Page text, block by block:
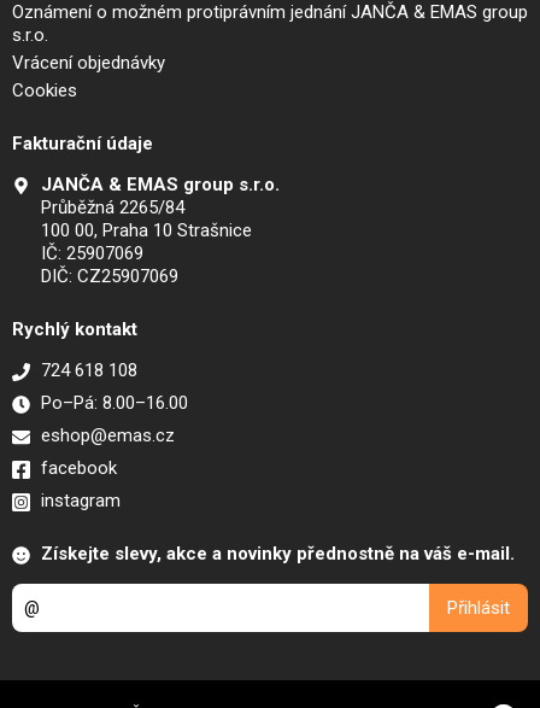
Oznámení o možném protiprávním jednání JANČA & EMAS group
s.r.o.
Vrácení objednávky
Cookies
Fakturační údaje
JANČA & EMAS group s.r.o.
Průběžná 2265/84
100 00, Praha 10 Strašnice
IČ: 25907069
DIČ: CZ25907069
Rychlý kontakt
724 618 108
Po–Pá: 8.00–16.00
eshop@emas.cz
facebook
instagram
Získejte slevy, akce a novinky přednostně na váš e-mail.